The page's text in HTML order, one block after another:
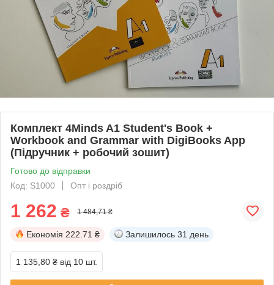
Комплект 4Minds A1 Student's Book +
Workbook and Grammar with DigiBooks App
(Підручник + робочий зошит)
Готово до відправки
Код: S1000
Опт і роздріб
1 262 ₴ 1 484,71 ₴
Економія 222.71 ₴ Залишилось 31 день
1 135,80 ₴ від 10 шт.